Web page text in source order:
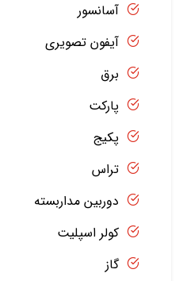
آسانسور
آیفون تصویری
برق
پارکت
پکیج
تراس
دوربین مداربسته
کولر اسپلیت
گاز